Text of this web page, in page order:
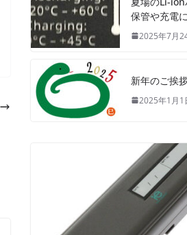
保管や充電
2025年7月
新年のご挨
2025年1月1